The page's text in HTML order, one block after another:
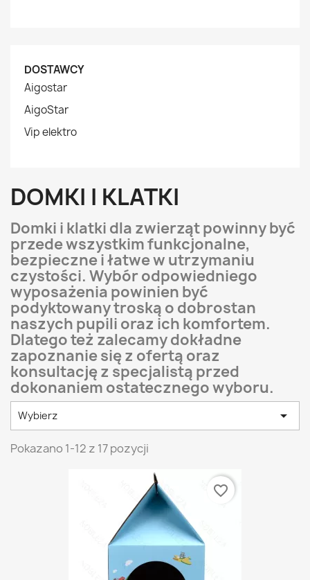
DOSTAWCY
Aigostar
AigoStar
Vip elektro
DOMKI I KLATKI
Domki i klatki dla zwierząt powinny być
przede wszystkim funkcjonalne,
bezpieczne i łatwe w utrzymaniu
czystości. Wybór odpowiedniego
wyposażenia powinien być
podyktowany troską o dobrostan
naszych pupili oraz ich komfortem.
Dlatego też zalecamy dokładne
zapoznanie się z ofertą oraz
konsultację z specjalistą przed
dokonaniem ostatecznego wyboru.
Wybierz 
Pokazano 1-12 z 17 pozycji
favorite_border